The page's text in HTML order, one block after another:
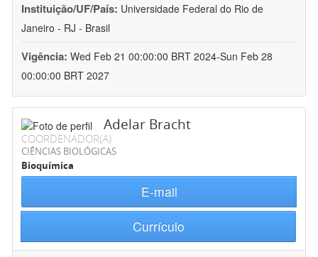
Instituição/UF/País: Universidade Federal do Rio de
Janeiro - RJ - Brasil
Vigência: Wed Feb 21 00:00:00 BRT 2024-Sun Feb 28
00:00:00 BRT 2027
Adelar Bracht
COORDENADOR(A)
CIÊNCIAS BIOLÓGICAS
Bioquímica
E-mail
Currículo